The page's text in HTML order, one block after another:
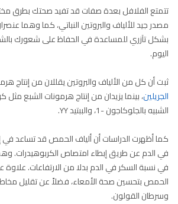
تتمتع الفلافل بعدة صفات قد تفيد صحتك بطرق
مصدر جيد للألياف والبروتين النباتي، كما وهما
بشكل تآزري للمساعدة في الحفاظ على شعورك
اليوم.
ثبت أن كل من الألياف والبروتين يقللان من إنتاج
الجريلين، بينما يزيدان من إنتاج هرمونات الشبع مثل
الشبيه بالجلوكاجون -1، والببتيد YY.
كما أظهرت الدراسات أن ألياف الحمص قد تساعد في
في الدم عن طريق إبطاء امتصاص الكربوهيدرات.
في نسبة السكر في الدم بدلا من الارتفاعات. علاوة
الحمص بتحسين صحة الأمعاء، فضلاً عن تقليل
وسرطان القولون.